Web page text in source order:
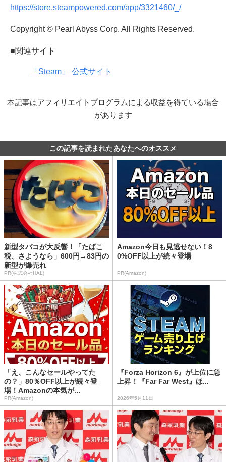
https://store.steampowered.com/app/3321460/_/
Copyright © Pearl Abyss Corp. All Rights Reserved.
■関連サイト
「Steam」 公式サイト
本記事はアフィリエイトプログラムによる収益を得ている場合
があります
この記事を読まれたあなたへのオススメ
新型タバコが大反響！「たばこ
税、さようなら」600円→83円の
新型が爆売れ
PR(株式会社HAL)
Amazon今日も見逃せない！8
0%OFF以上が続々登場
PR(Amazon)
「え、こんなセールやってた
の？」80％OFF以上が続々登
場！Amazonの本気が...
PR(Amazon)
『Forza Horizon 6』が上位に急
上昇！『Far Far West』ほ...
2026年5月11日